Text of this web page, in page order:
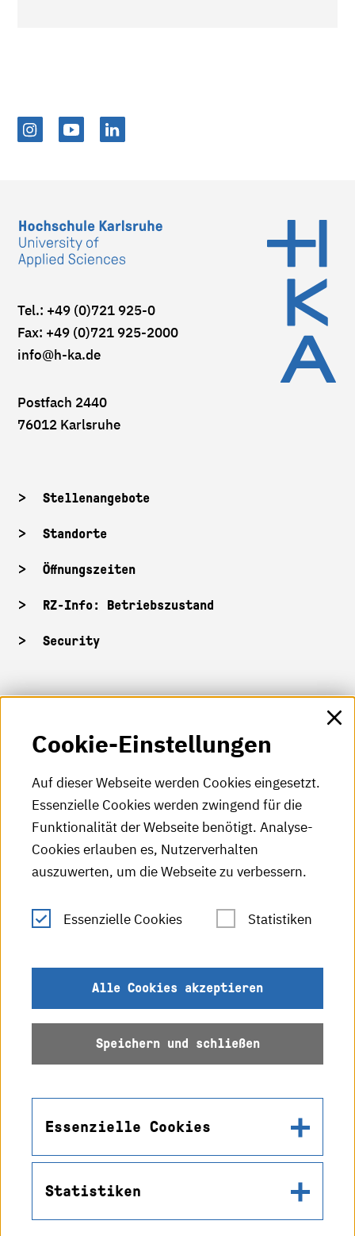
Tel.: +49 (0)721 925-0
Fax: +49 (0)721 925-2000
info@h-ka.de
Postfach 2440
76012 Karlsruhe
Stellenangebote
Standorte
Öffnungszeiten
RZ-Info: Betriebszustand
Security
HKA-Shop
HKA-Videos
HKA-Podcast
HKA-Publikationen
RSS-Feed
Leichte Sprache
Datenschutz
Barrierefreiheit
Cookie-Einstellungen
Auf dieser Webseite werden Cookies eingesetzt.
Essenzielle Cookies werden zwingend für die
Funktionalität der Webseite benötigt. Analyse-
Cookies erlauben es, Nutzerverhalten
auszuwerten, um die Webseite zu verbessern.
Essenzielle Cookies Statistiken
Alle Cookies akzeptieren
Speichern und schließen
Essenzielle Cookies
in2cookiemodal-selection
Statistiken